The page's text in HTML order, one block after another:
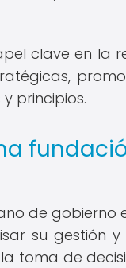
clave en la
principios.
de
su gestión
toma de